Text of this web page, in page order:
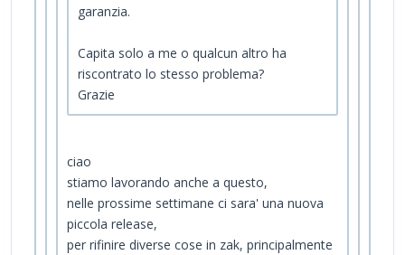
garanzia.
Capita solo a me o qualcun altro ha
riscontrato lo stesso problema?
Grazie
ciao
stiamo lavorando anche a questo,
nelle prossime settimane ci sara' una nuova
piccola release,
per rifinire diverse cose in zak, principalmente